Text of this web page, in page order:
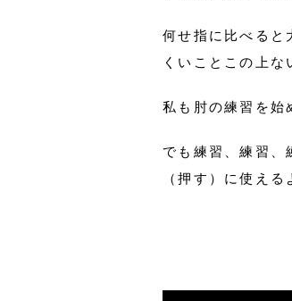
何せ指に比べると
くいことこの上な
私も肘の練習を始
でも練習、練習、
（押す）に使える